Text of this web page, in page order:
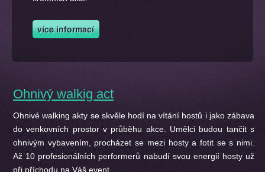
Ohnivý walkig act
Ohnivé walking akty se skvěle hodí na vítání hostů i jako zábava
do venkovních prostor v průběhu akce. Umělci budou tančit s
ohnivým vybavením, procházet se mezi hosty a fotit se s nimi.
Až 10 profesionálních performerů nabudí svou energií hosty už
při příchodu na Váš event.